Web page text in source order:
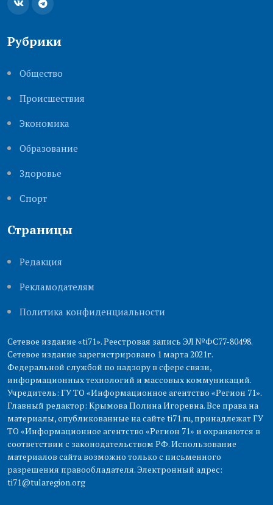
Рубрики
Общество
Происшествия
Экономика
Образование
Здоровье
Cпорт
Страницы
Редакция
Рекламодателям
Политика конфиденциальности
Сетевое издание «ti71». Реестровая запись ЭЛ №ФС77-80498.
Сетевое издание зарегистрировано 1 марта 2021г.
Федеральной службой по надзору в сфере связи,
информационных технологий и массовых коммуникаций.
Учредитель: ГУ ТО «Информационное агентство «Регион 71».
Главный редактор: Крымова Полина Игоревна. Все права на
материалы, опубликованные на сайте ti71.ru, принадлежат ГУ
ТО «Информационное агентство «Регион 71» и охраняются в
соответствии с законодательством РФ. Использование
материалов сайта возможно только с письменного
разрешения правообладателя. Электронный адрес:
ti71@tularegion.org